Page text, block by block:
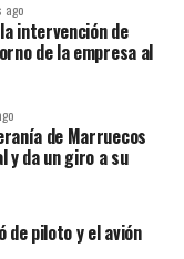
ago
intervención de
de la empresa al
de Marruecos
y da un giro a su
de piloto y el avión